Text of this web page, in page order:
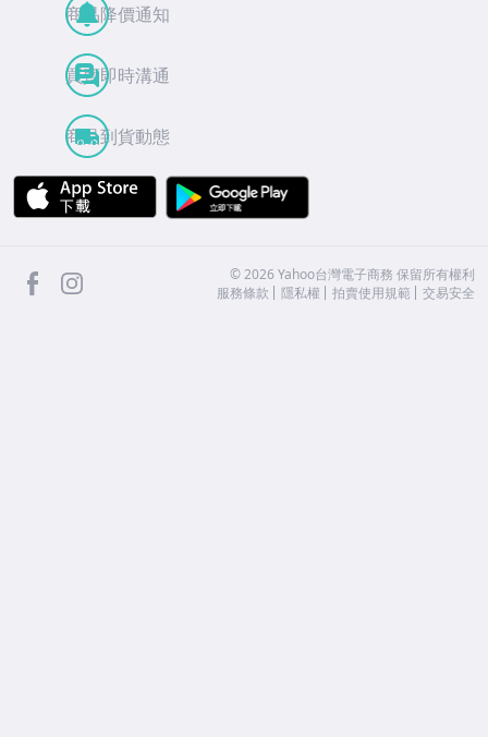
商品降價通知
買賣即時溝通
商品到貨動態
APP Store
facebook ©2026 Yahoo台灣電子商務 保留所有權利
服務條款
隱私權 拍賣使用規範 交易安全